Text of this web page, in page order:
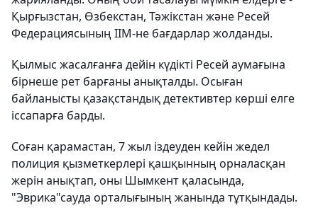
Қырғызстан, Өзбекстан, Тәжікстан және Ресей
Федерациясының ІІМ-не бағдарлар жолданды.
Қылмыс жасалғанға дейін күдікті Ресей аумағына
бірнеше рет барғаны анықталды. Осыған
байланысты қазақстандық детективтер көрші елге
іссапарға барды.
Соған қарамастан, 7 жыл іздеуден кейін жедел
полиция қызметкерлері қашқынның орналасқан
жерін анықтап, оны Шымкент қаласында,
"Эврика"сауда орталығының жанында тұтқындады.